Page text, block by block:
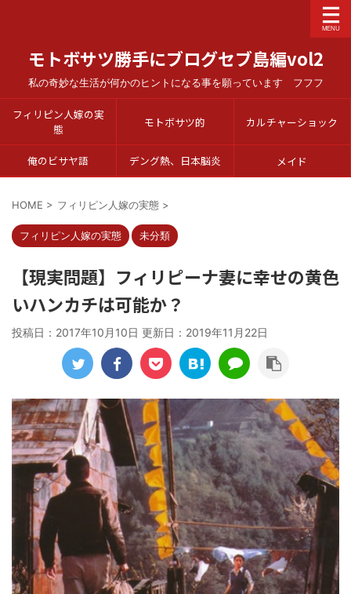
モトボサツ勝手にブログセブ島編vol2
私の奇妙な生活が何かのヒントになる事を願っています フフフ
フィリピン人嫁の実
態
モトボサツ的 カルチャーショック
俺のビサヤ語 デング熱、日本脳炎 メイド
HOME > フィリピン人嫁の実態 >
フィリピン人嫁の実態 未分類
【現実問題】フィリピーナ妻に幸せの黄色
いハンカチは可能か？
投稿日：2017年10月10日 更新日： 2019年11月22日